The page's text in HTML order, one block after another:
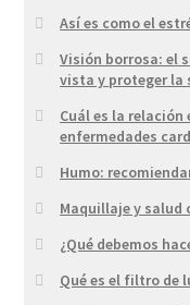
Así es como el
Visión borrosa: el
vista y proteger la
Cuál es la
enfermedades
Humo:
Maquillaje y salud
¿Qué debemos
Qué es el filtro de